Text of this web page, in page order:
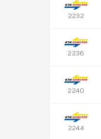
2232
2236
2240
2244